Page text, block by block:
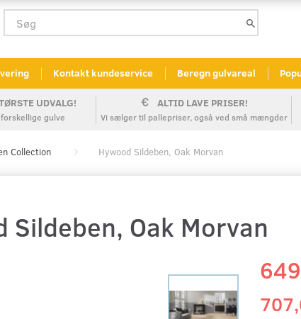
Kontakt kundeservice Beregn gulvareal
UDVALG!
gulve
ALTID LAVE PRISER!
Vi sælger til pallepriser, også ved små mængder
Collection Hywood Sildeben, Oak Morvan
Sildeben, Oak Morvan